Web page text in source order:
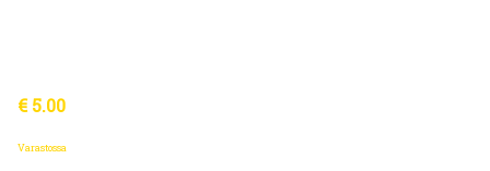
€5.00
Varastossa